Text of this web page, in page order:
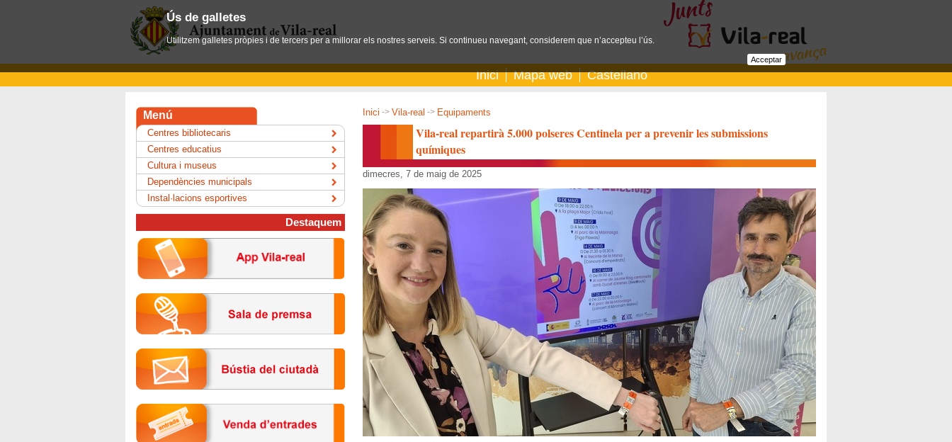
Inici Mapa web Castellano
Inici -> Vila-real -> Equipaments
Vila-real repartirà 5.000 polseres Centinela per a prevenir les submissions
químiques
dimecres, 7 de maig de 2025
Menú
Centres bibliotecaris
Centres educatius
Cultura i museus
Dependències municipals
Instal·lacions esportives
Destaquem
Ús de galletes
Utilitzem galletes pròpies i de tercers per a millorar els nostres serveis. Si continueu navegant, considerem que n’accepteu l’ús.
Acceptar